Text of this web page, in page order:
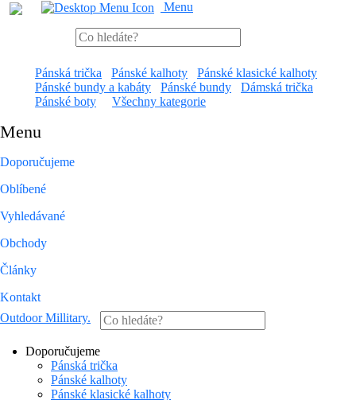
Menu
Pánská trička Pánské kalhoty
Pánské klasické kalhoty
Pánské bundy a kabáty
Pánské bundy
Dámská trička
Pánské boty
Všechny kategorie
Menu
Doporučujeme
Oblíbené
Vyhledávané
Obchody
Články
Kontakt
Outdoor Millitary.
Doporučujeme
Pánská trička
Pánské kalhoty
Pánské klasické kalhoty